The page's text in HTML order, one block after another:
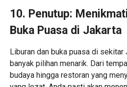
10. Penutup:
Buka Puasa di Jakarta
Liburan dan buka puasa di sekitar
banyak pilihan menarik. Dari
budaya hingga restoran yang